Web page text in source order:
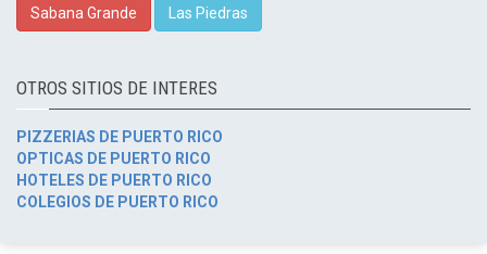
Sabana Grande Las Piedras
OTROS SITIOS DE INTERES
PIZZERIAS DE PUERTO RICO
OPTICAS DE PUERTO RICO
HOTELES DE PUERTO RICO
COLEGIOS DE PUERTO RICO